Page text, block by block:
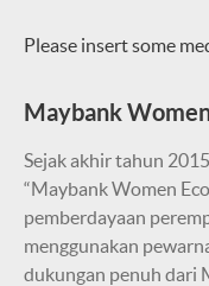
Please insert some
Maybank
Sejak akhir tahun
“Maybank Women
pemberdayaan
menggunakan
dukungan penuh dari